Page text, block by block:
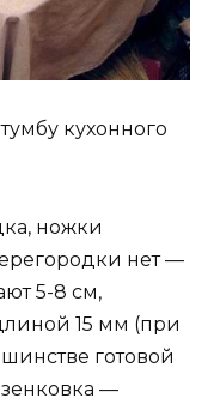
кухонного
ножки
нет —
5-8 см,
15 мм (при
готовой
—